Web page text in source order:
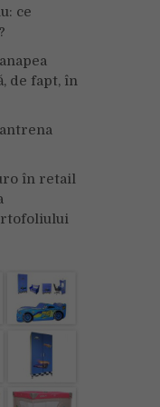
ce
de fapt, în
în retail